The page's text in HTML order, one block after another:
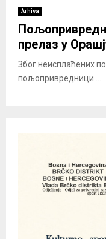
Arhiva
прелаз у
Због неисплаћених
пољопривредници......